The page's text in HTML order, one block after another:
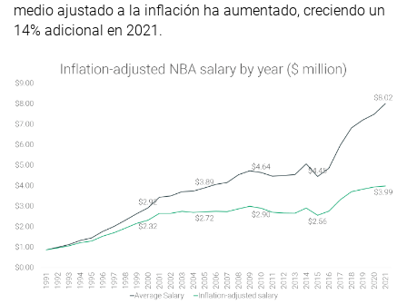
medio ajustado a la inflación ha aumentado, creciendo un
14% adicional en 2021.